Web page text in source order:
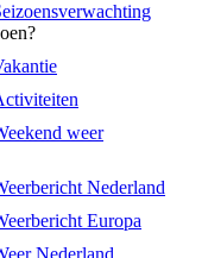
weer
Nederland
Europa
Nederland